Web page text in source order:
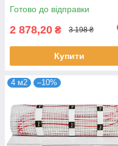
Готово до відправки
2 878,20 ₴ 3 198 ₴
Купити
4 м2 –10%